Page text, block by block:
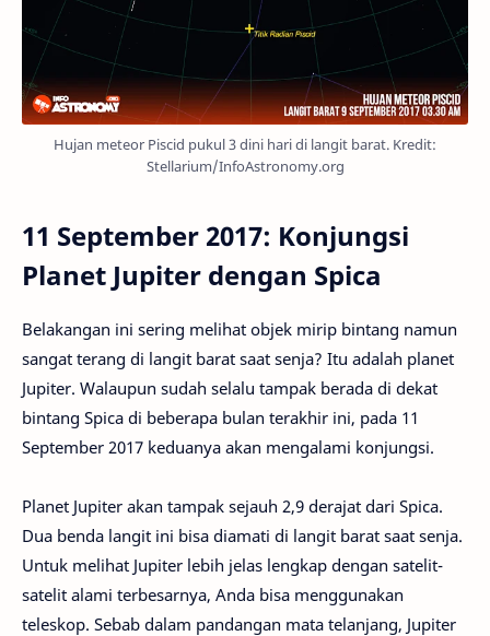
Hujan meteor Piscid pukul 3 dini hari di langit barat. Kredit:
Stellarium/InfoAstronomy.org
11 September 2017: Konjungsi
Planet Jupiter dengan Spica
Belakangan ini sering melihat objek mirip bintang namun
sangat terang di langit barat saat senja? Itu adalah planet
Jupiter. Walaupun sudah selalu tampak berada di dekat
bintang Spica di beberapa bulan terakhir ini, pada 11
September 2017 keduanya akan mengalami konjungsi.
Planet Jupiter akan tampak sejauh 2,9 derajat dari Spica.
Dua benda langit ini bisa diamati di langit barat saat senja.
Untuk melihat Jupiter lebih jelas lengkap dengan satelit-
satelit alami terbesarnya, Anda bisa menggunakan
teleskop. Sebab dalam pandangan mata telanjang, Jupiter